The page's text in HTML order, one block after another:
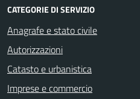
CATEGORIE DI SERVIZIO
Anagrafe e stato civile
Autorizzazioni
Catasto e urbanistica
Imprese e commercio